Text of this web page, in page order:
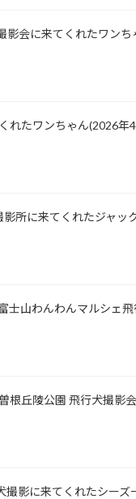
影会に来てくれたワンち
れたワンちゃん(2026年
所に来てくれたジャッ
士山わんわんマルシェ
根丘陵公園 飛行犬撮影
影に来てくれたシーズ